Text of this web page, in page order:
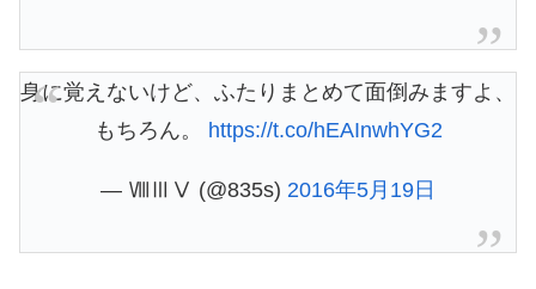
身に覚えないけど、ふたりまとめて面倒みますよ、
もちろん。 https://t.co/hEAInwhYG2
— ⅧⅢⅤ (@835s) 2016年5月19日